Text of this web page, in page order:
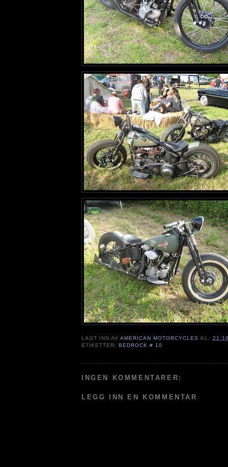
LAGT INN AVAMERICAN MOTORCYCLES KL.
ETIKETTER: BEDROCK # 10
INGEN KOMMENTARER:
LEGG INN EN KOMMENTAR